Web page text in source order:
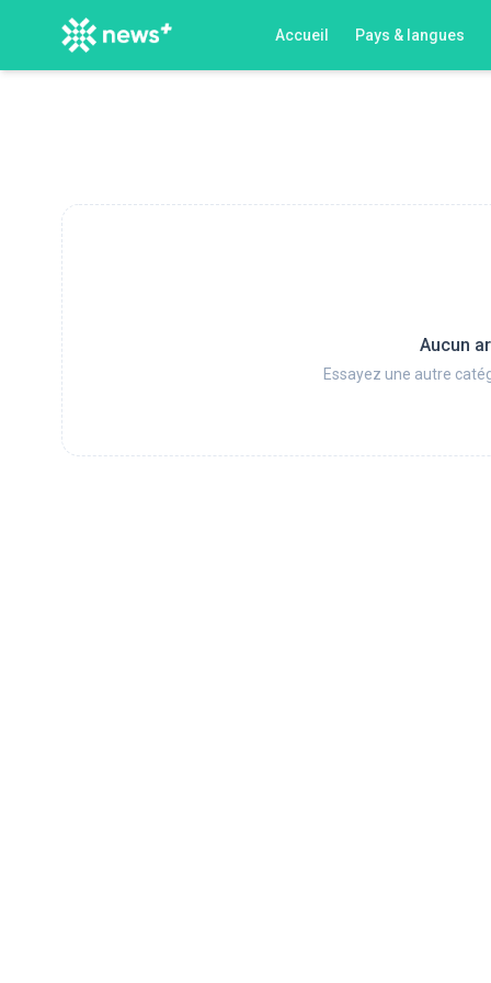
Accueil Pays & langues
Aucun
Essayez une autre